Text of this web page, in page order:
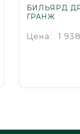
БИЛЬЯРД
ГРАНЖ
Цена: 1